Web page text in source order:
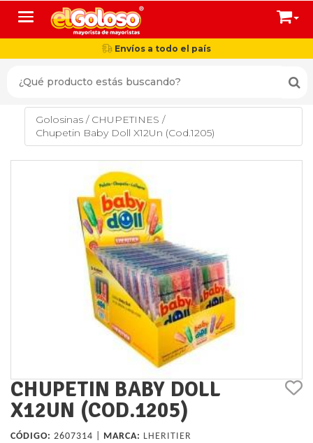
Toggle navigation
Envíos a todo el país
Golosinas / CHUPETINES /
Chupetin Baby Doll X12Un (Cod.1205)
CHUPETIN BABY DOLL
X12UN (COD.1205)
CÓDIGO: 2607314 | MARCA: LHERITIER